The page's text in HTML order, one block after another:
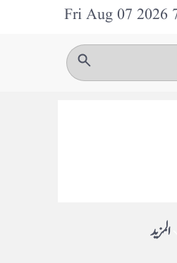
Fri Aug 07 2026
المزيد